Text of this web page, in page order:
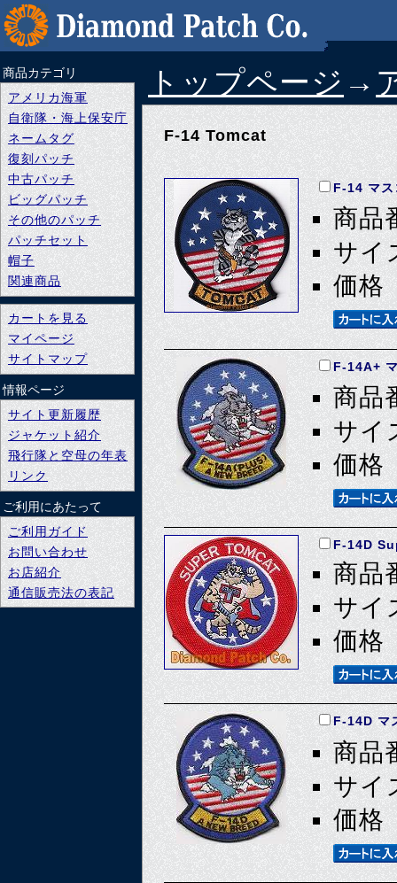
トップページ →
F-14 Tomcat
F-14 マス
商品
サイ
価格
F-14A+
商品
サイ
価格
F-14D
商品
サイ
価格
F-14D マ
商品
サイ
価格
商品カテゴリ
アメリカ海軍
自衛隊・海上保安庁
ネームタグ
復刻パッチ
中古パッチ
ビッグパッチ
その他のパッチ
パッチセット
帽子
関連商品
カートを見る
マイページ
サイトマップ
情報ページ
サイト更新履歴
ジャケット紹介
飛行隊と空母の年表
リンク
ご利用にあたって
ご利用ガイド
お問い合わせ
お店紹介
通信販売法の表記